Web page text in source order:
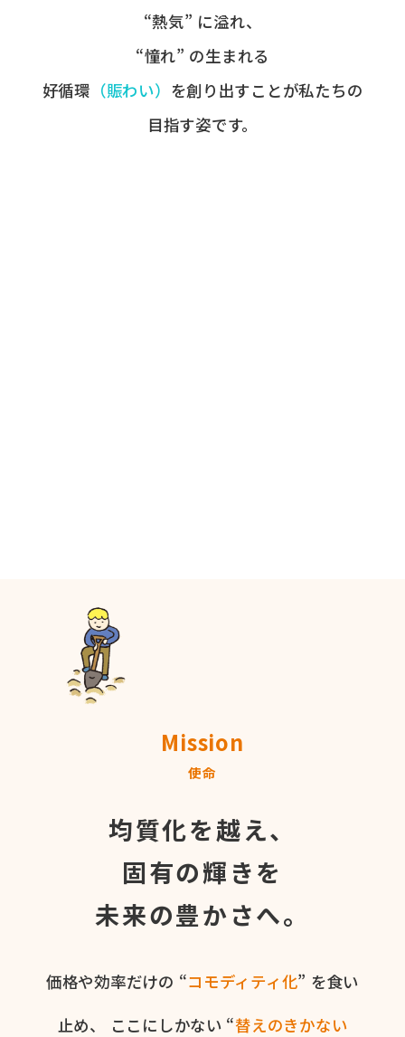
“熱気” に​溢れ、
“憧れ” の​生まれる
好循環 ​（賑わい） を​創り出すことが​私たちの​
目指す姿です。​
Mission
使命
均質化を越え、
固有の輝きを
未来の豊かさへ。
価格や​効率だけの​ “コモディティ化” を​食い​
止め、
ここに​しかない​ “替えの​きかない​